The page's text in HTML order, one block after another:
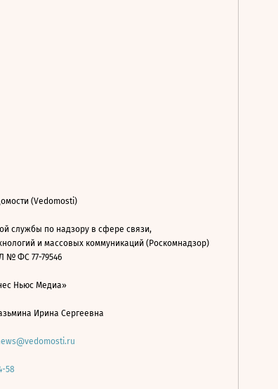
(Vedomosti)
службы по надзору в сфере связи,
и массовых коммуникаций (Роскомнадзор)
№ ФС 77-79546
Ньюс Медиа»
Ирина Сергеевна
58